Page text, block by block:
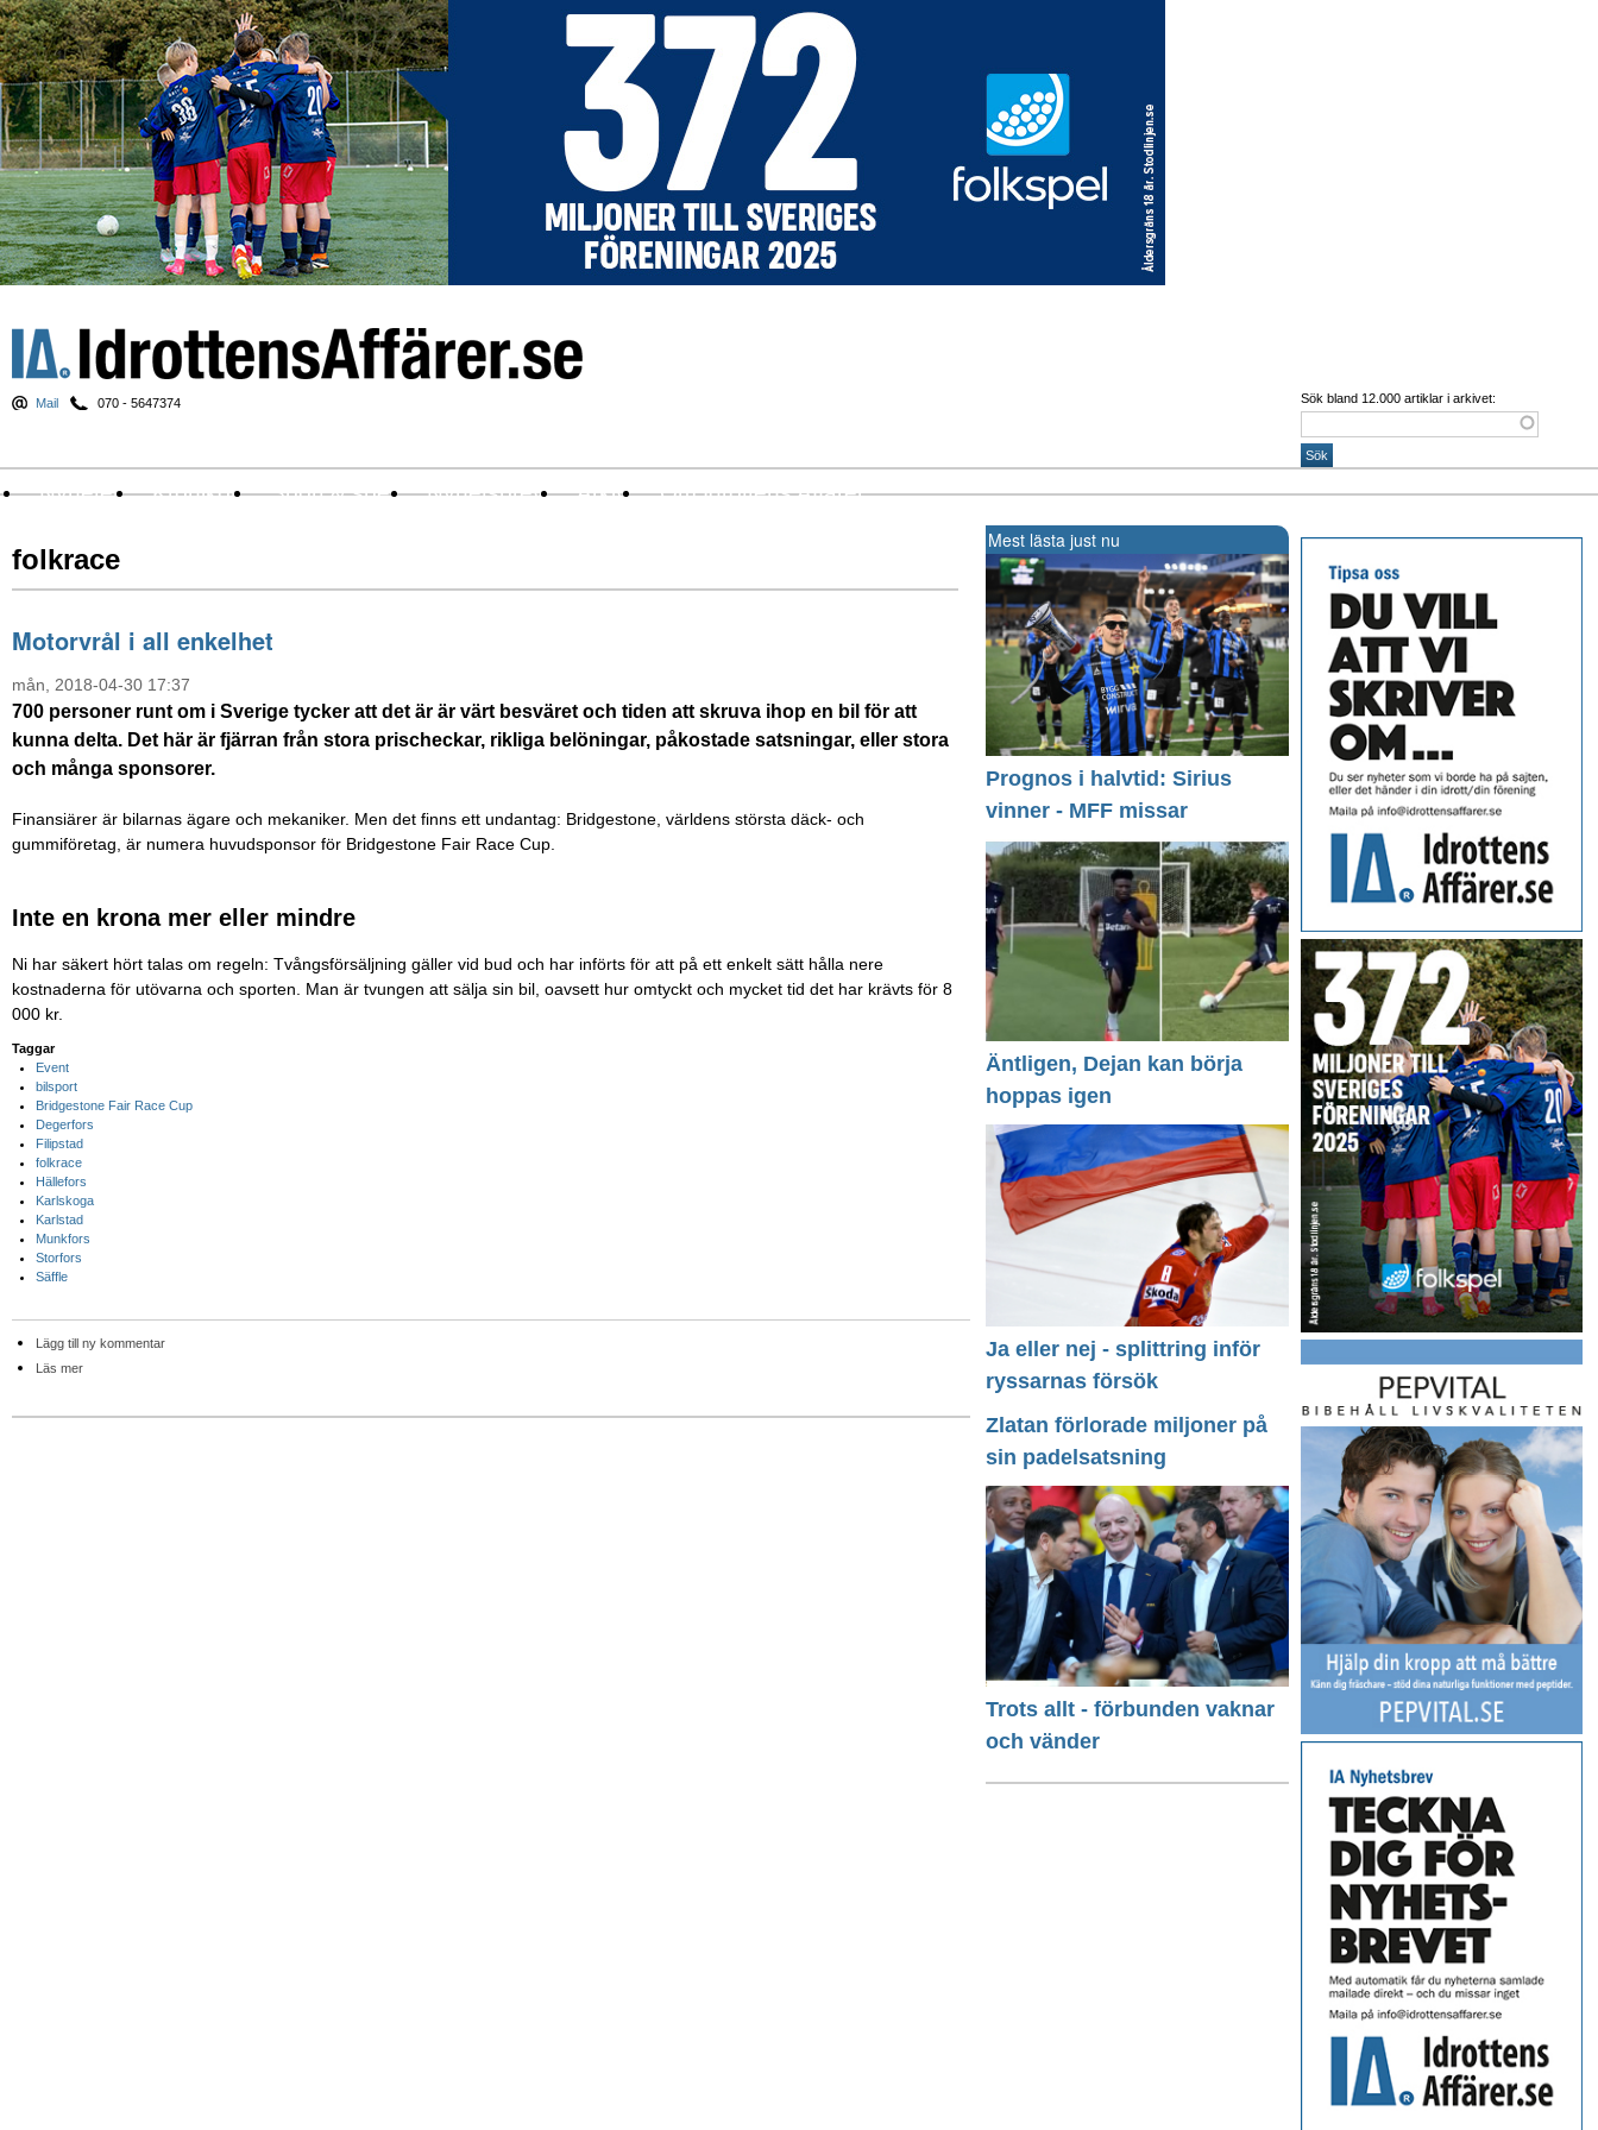
Mail 070 - 5647374 Sök bland 12.000 artiklar i arkivet:
Nyheter Krönikor Sport & spel Nyhetsbrev Arkiv Om Idrottens Affärer
folkrace
Motorvrål i all enkelhet
mån, 2018-04-30 17:37
700 personer runt om i Sverige tycker att det är är värt besväret och tiden att skruva ihop en bil för att
kunna delta. Det här är fjärran från stora prischeckar, rikliga belöningar, påkostade satsningar, eller stora
och många sponsorer.
Finansiärer är bilarnas ägare och mekaniker. Men det finns ett undantag: Bridgestone, världens största däck- och
gummiföretag, är numera huvudsponsor för Bridgestone Fair Race Cup.
Inte en krona mer eller mindre
Ni har säkert hört talas om regeln: Tvångsförsäljning gäller vid bud och har införts för att på ett enkelt sätt hålla nere
kostnaderna för utövarna och sporten. Man är tvungen att sälja sin bil, oavsett hur omtyckt och mycket tid det har krävts för 8
000 kr.
Taggar
Event
bilsport
Bridgestone Fair Race Cup
Degerfors
Filipstad
folkrace
Hällefors
Karlskoga
Karlstad
Munkfors
Storfors
Säffle
Lägg till ny kommentar
Läs mer
Mest lästa just nu
Prognos i halvtid: Sirius
vinner - MFF missar
Äntligen, Dejan kan börja
hoppas igen
Ja eller nej - splittring inför
ryssarnas försök
Zlatan förlorade miljoner på
sin padelsatsning
Trots allt - förbunden vaknar
och vänder